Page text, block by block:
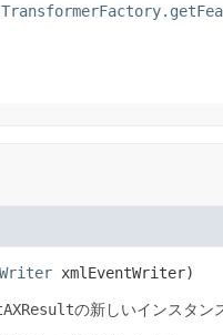
xmlEventWriter)
の新しいインスタン